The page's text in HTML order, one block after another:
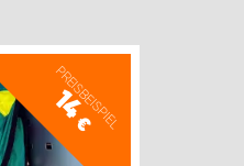
PREISBEISPIEL
14
€